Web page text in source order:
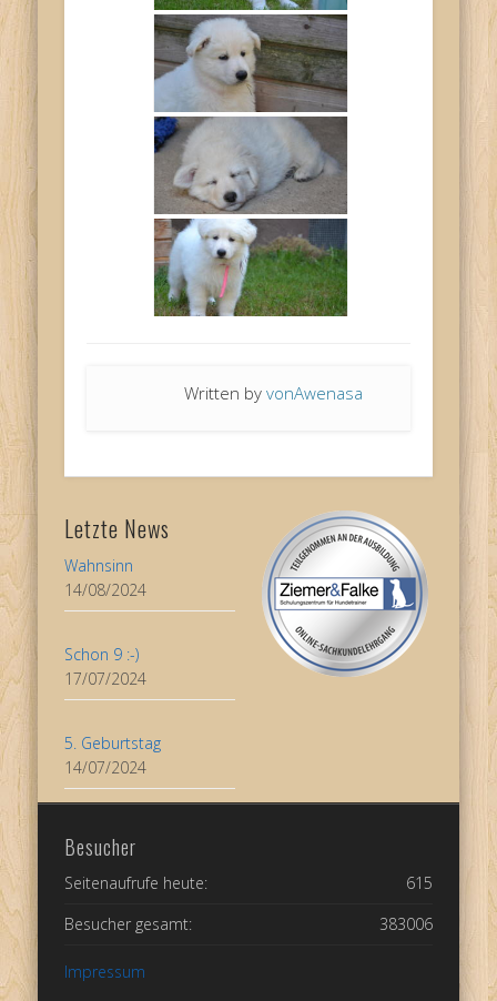
Written byvonAwenasa
Letzte News
Wahnsinn
14/08/2024
Schon 9 :-)
17/07/2024
5. Geburtstag
14/07/2024
Besucher
615
Seitenaufrufe heute:
383006
Besucher gesamt:
Impressum